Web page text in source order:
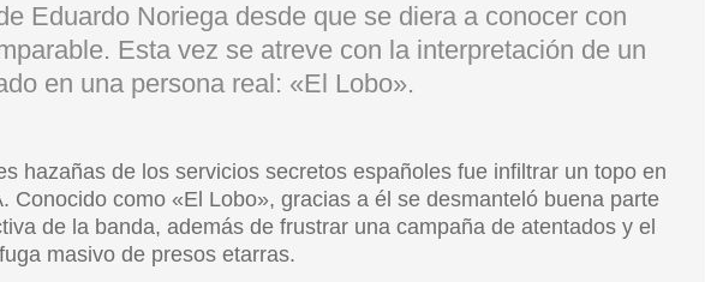
Eduardo Noriega desde que se diera a conocer con
Esta vez se atreve con la interpretación de un
en una persona real: «El Lobo».
hazañas de los servicios secretos españoles fue infiltrar un topo en
Conocido como «El Lobo», gracias a él se desmanteló buena parte
de la banda, además de frustrar una campaña de atentados y el
masivo de presos etarras.